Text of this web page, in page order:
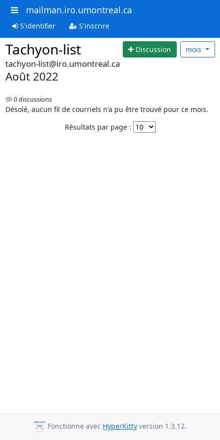
mailman.iro.umontreal.ca
S'identifier S'inscrire
Tachyon-list Discussion mois
tachyon-list@iro.umontreal.ca
Août 2022
0 discussions
Désolé, aucun fil de courriels n'a pu être trouvé pour ce mois.
Résultats par page :
Fonctionne avec HyperKitty version 1.3.12.